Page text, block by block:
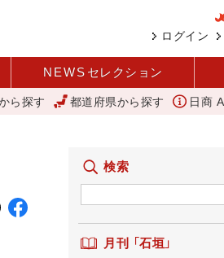
ログイン
NEWS セレクション
越える女性経営者 西谷 アップルパイ
ら探す 都道府県から探す 日商
検索
月刊 「石垣」